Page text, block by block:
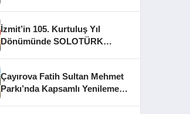
İzmit’in 105. Kurtuluş Yıl
Dönümünde SOLOTÜRK
Çayırova Fatih Sultan Mehmet
Parkı’nda Kapsamlı Yenileme